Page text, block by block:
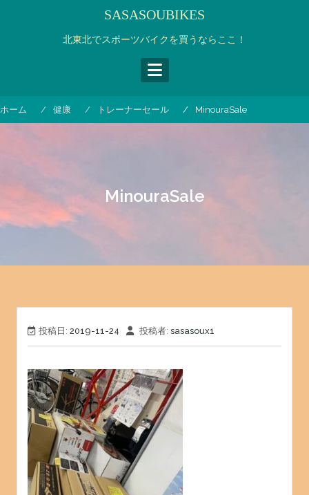
キ
SASASOUBIKES
北東北でスポーツバイクを買うならここ！
ホーム 健康 トレーナーセール MinouraSale
MinouraSale
投稿日: 2019-11-24 投稿者: sasasoux1